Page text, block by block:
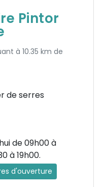
Pintor
à 10.35 km de
de serres
de 09h00 à
à 19h00.
d'ouverture